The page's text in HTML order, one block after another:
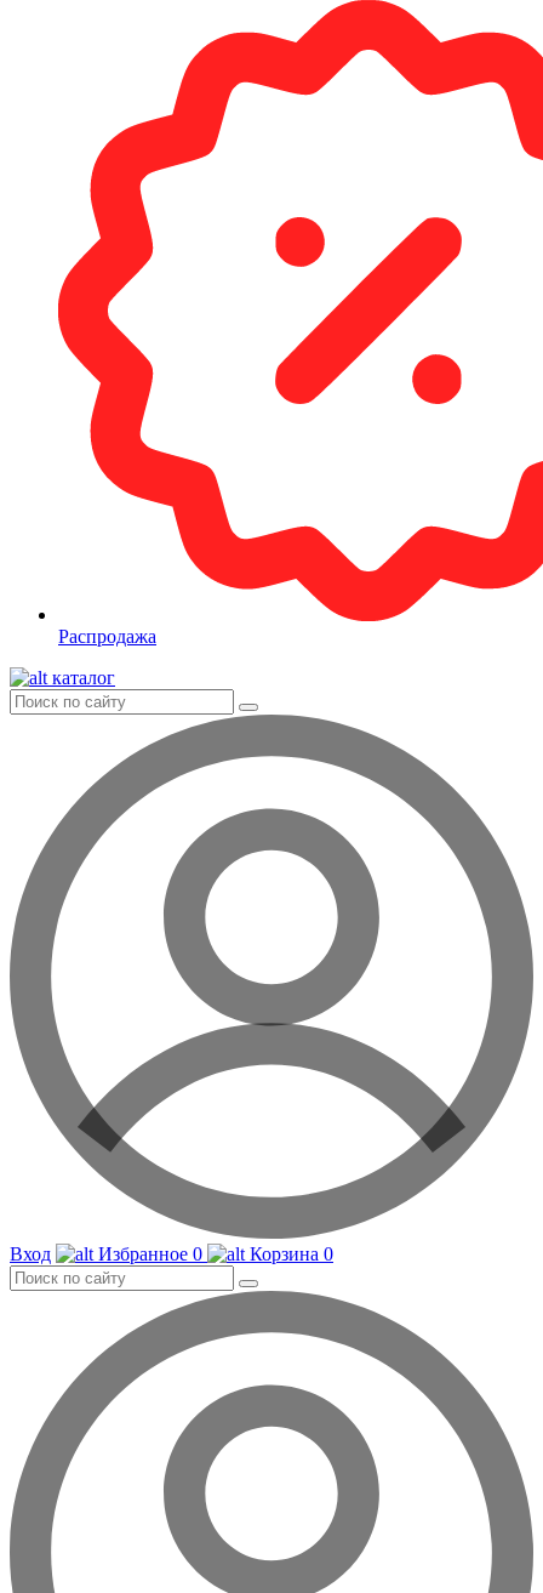
Распродажа
каталог
Вход Избранное 0 Корзина 0